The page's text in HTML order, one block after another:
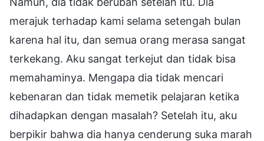
merajuk terhadap kami selama setengah bulan
karena hal itu, dan semua orang merasa sangat
terkekang. Aku sangat terkejut dan tidak bisa
memahaminya. Mengapa dia tidak mencari
kebenaran dan tidak memetik pelajaran ketika
dihadapkan dengan masalah? Setelah itu, aku
berpikir bahwa dia hanya cenderung suka marah